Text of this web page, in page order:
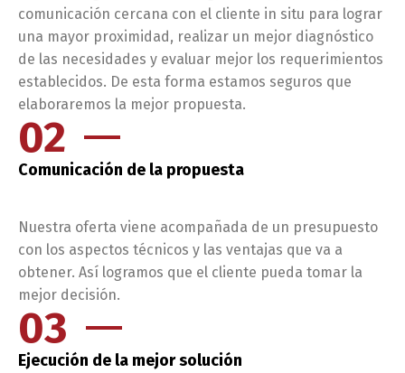
comunicación cercana con el cliente in situ para lograr
una mayor proximidad, realizar un mejor diagnóstico
de las necesidades y evaluar mejor los requerimientos
establecidos. De esta forma estamos seguros que
elaboraremos la mejor propuesta.
02
Comunicación de la propuesta
Nuestra oferta viene acompañada de un presupuesto
con los aspectos técnicos y las ventajas que va a
obtener. Así logramos que el cliente pueda tomar la
mejor decisión.
03
Ejecución de la mejor solución